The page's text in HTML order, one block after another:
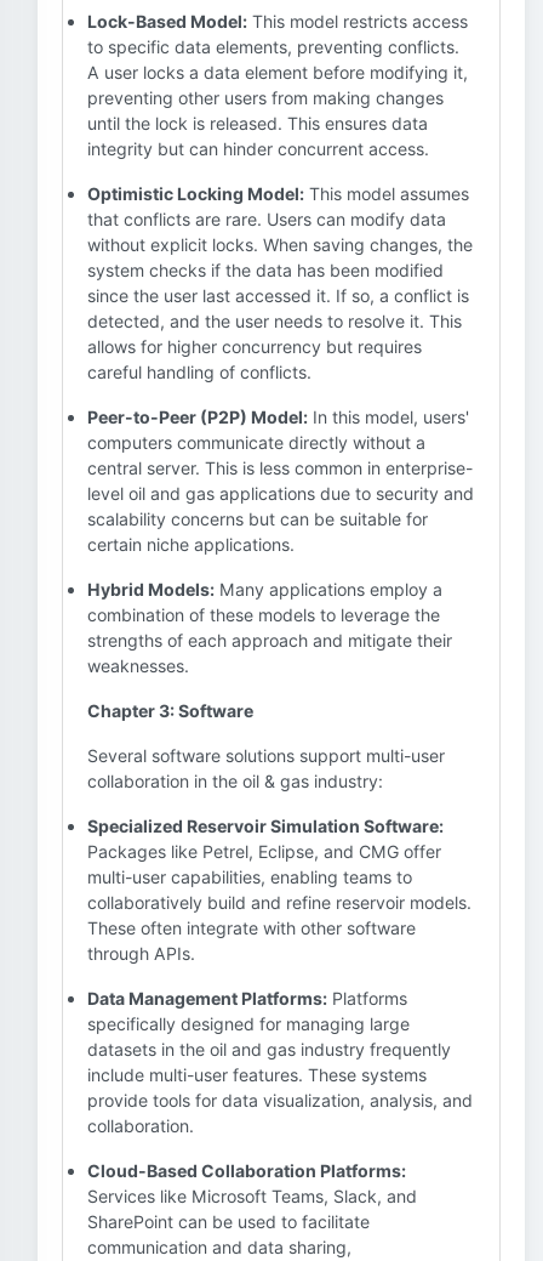
Lock-Based Model: This model restricts access
to specific data elements, preventing conflicts.
A user locks a data element before modifying it,
preventing other users from making changes
until the lock is released. This ensures data
integrity but can hinder concurrent access.
Optimistic Locking Model: This model assumes
that conflicts are rare. Users can modify data
without explicit locks. When saving changes, the
system checks if the data has been modified
since the user last accessed it. If so, a conflict is
detected, and the user needs to resolve it. This
allows for higher concurrency but requires
careful handling of conflicts.
Peer-to-Peer (P2P) Model: In this model, users'
computers communicate directly without a
central server. This is less common in enterprise-
level oil and gas applications due to security and
scalability concerns but can be suitable for
certain niche applications.
Hybrid Models: Many applications employ a
combination of these models to leverage the
strengths of each approach and mitigate their
weaknesses.
Chapter 3: Software
Several software solutions support multi-user
collaboration in the oil & gas industry:
Specialized Reservoir Simulation Software:
Packages like Petrel, Eclipse, and CMG offer
multi-user capabilities, enabling teams to
collaboratively build and refine reservoir models.
These often integrate with other software
through APIs.
Data Management Platforms: Platforms
specifically designed for managing large
datasets in the oil and gas industry frequently
include multi-user features. These systems
provide tools for data visualization, analysis, and
collaboration.
Cloud-Based Collaboration Platforms:
Services like Microsoft Teams, Slack, and
SharePoint can be used to facilitate
communication and data sharing,